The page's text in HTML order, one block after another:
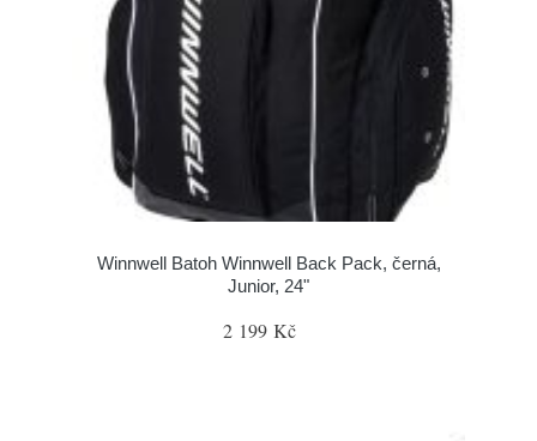
Winnwell Batoh Winnwell Back Pack, černá,
Junior, 24"
2 199 Kč